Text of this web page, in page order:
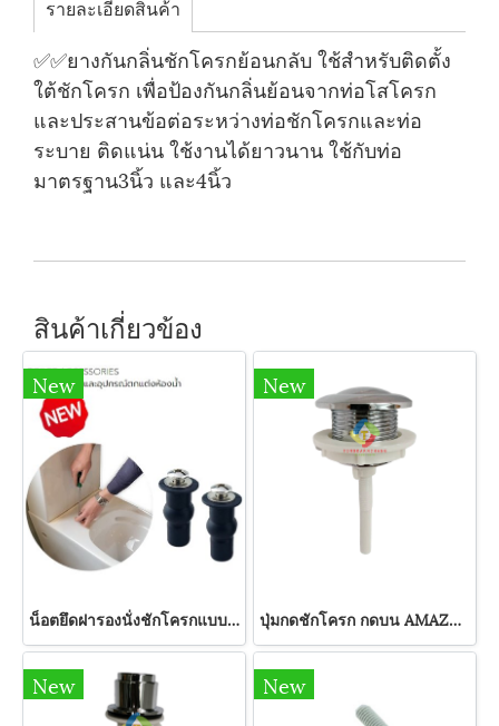
รายละเอียดสินค้า
✅✅ยางกันกลิ่นชักโครกย้อนกลับ ใช้สำหรับติดตั้ง
ใต้ชักโครก เพื่อป้องกันกลิ่นย้อนจากท่อโสโครก
และประสานข้อต่อระหว่างท่อชักโครกและท่อ
ระบาย ติดแน่น ใช้งานได้ยาวนาน ใช้กับท่อ
มาตรฐาน3นิ้ว และ4นิ้ว
สินค้าเกี่ยวข้อง
New
น็อตยึดฝารองนั่งชักโครกแบบฝัง NY-06
New
ปุ่มกดชักโครก กดบน AMAZON
New New